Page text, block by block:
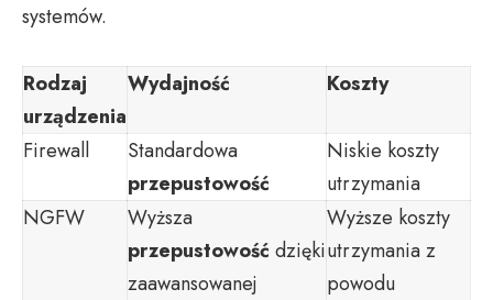
systemów.
Rodzaj
urządzenia
Wydajność Koszty
Firewall
Standardowa
przepustowość
Niskie koszty
utrzymania
NGFW
Wyższa
przepustowość dzięki
zaawansowanej
Wyższe koszty
utrzymania z
powodu